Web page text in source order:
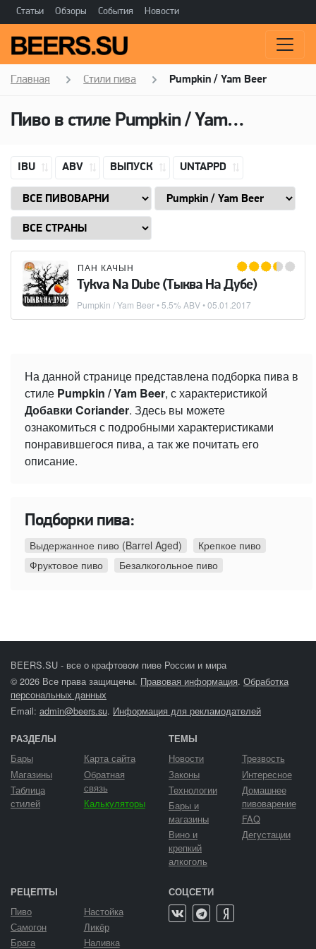
Статьи Обзоры События Новости
Главная Стили пива Pumpkin / Yam Beer
Пиво в стиле Pumpkin / Yam Beer, Добавки: Coriander
IBU ABV ВЫПУСК UNTAPPD
ПАН КАЧЫН
Tykva Na Dube (Тыква На Дубе)
Pumpkin / Yam Beer• 5.5% ABV •05.01.2017
На данной странице представлена подборка пива в
стиле Pumpkin / Yam Beer, с характеристикой
Добавки Coriander. Здесь вы можете
ознакомиться с подробными характеристиками
понравившегося пива, а так же почитать его
описание.
Подборки пива:
Выдержанное пиво (Barrel Aged)
Крепкое пиво
Фруктовое пиво
Безалкогольное пиво
BEERS.SU - все о крафтовом пиве России и мира
© 2026 Все права защищены. Правовая информация. Обработка
персональных данных
Email: admin@beers.su. Информация для рекламодателей
РАЗДЕЛЫ
Бары
Магазины
Таблица
стилей
Карта сайта
Обратная
связь
Калькуляторы
ТЕМЫ
Новости
Законы
Технологии
Бары и
магазины
Вино и
крепкий
алкоголь
Трезвость
Интересное
Домашнее
пивоварение
FAQ
Дегустации
РЕЦЕПТЫ
Пиво
Самогон
Брага
Настойка
Ликёр
Наливка
СОЦСЕТИ